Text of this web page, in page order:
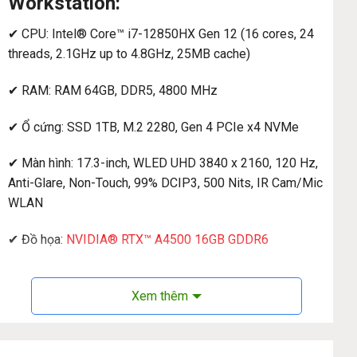
✔ CPU: Intel® Core™ i7-12850HX Gen 12 (16 cores, 24
threads, 2.1GHz up to 4.8GHz, 25MB cache)
✔ RAM: RAM 64GB, DDR5, 4800 MHz
✔ Ổ cứng: SSD 1TB, M.2 2280, Gen 4 PCIe x4 NVMe
✔ Màn hình: 17.3-inch, WLED UHD 3840 x 2160, 120 Hz,
Anti-Glare, Non-Touch, 99% DCIP3, 500 Nits, IR Cam/Mic
WLAN
✔ Đồ họa: NVIDIA® RTX™ A4500 16GB GDDR6
✔ Webcam: 1080p at 30 fps FHD camera
✔ Kết nối: SD reader slot, Audio jack 3.5mm, USB 3.2 Gen
Xem thêm